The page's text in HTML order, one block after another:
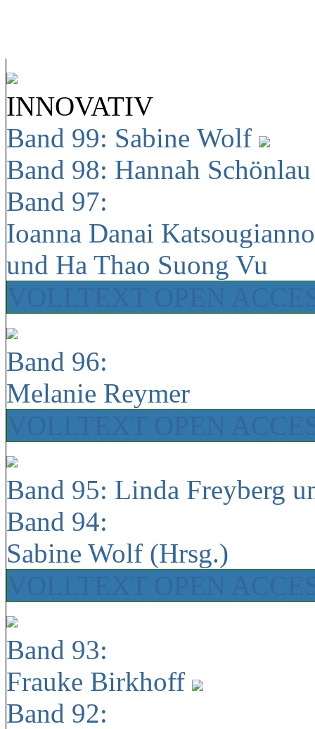
INNOVATIV
Band 99: Sabine Wolf
Band 98: Hannah
Band 97:
Ioanna Danai
und Ha Thao Suong Vu
Band 96:
Melanie Reymer
Band 95: Linda Freyberg
Band 94:
Sabine Wolf (Hrsg.)
Band 93:
Frauke Birkhoff
Band 92: